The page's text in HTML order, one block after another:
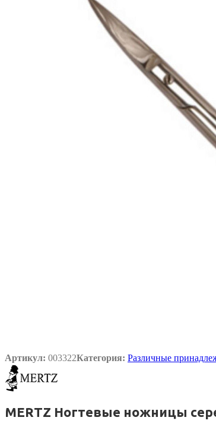
Упаковка
Артикул: 003322Категория: Различные
MERTZ Ногтевые ножницы